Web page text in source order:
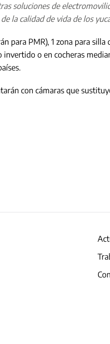
soluciones de
la calidad de vida de los
para PMR), 1 zona para silla
o en cocheras
con cámaras que